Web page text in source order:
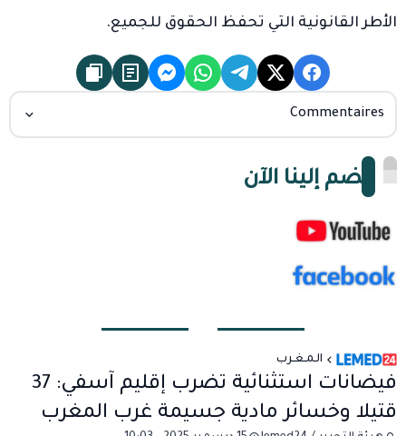
الأطر القانونية التي تحفظ الحقوق للجميع.
Commentaires
انضم إلينا الآن
الـمـغـرب
فيضانات استثنائية تضرب إقليم آسفي: 37
قتيلا وخسائر مادية جسيمة غرب المغرب